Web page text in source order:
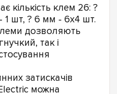
кількість клем 26: ?
шт, ? 6 мм - 6х4 шт.
дозволяють
так і
затискачів
можна